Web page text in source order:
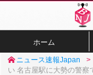
ホーム
ニュース速報Japan
い 名古屋駅に大勢の警察